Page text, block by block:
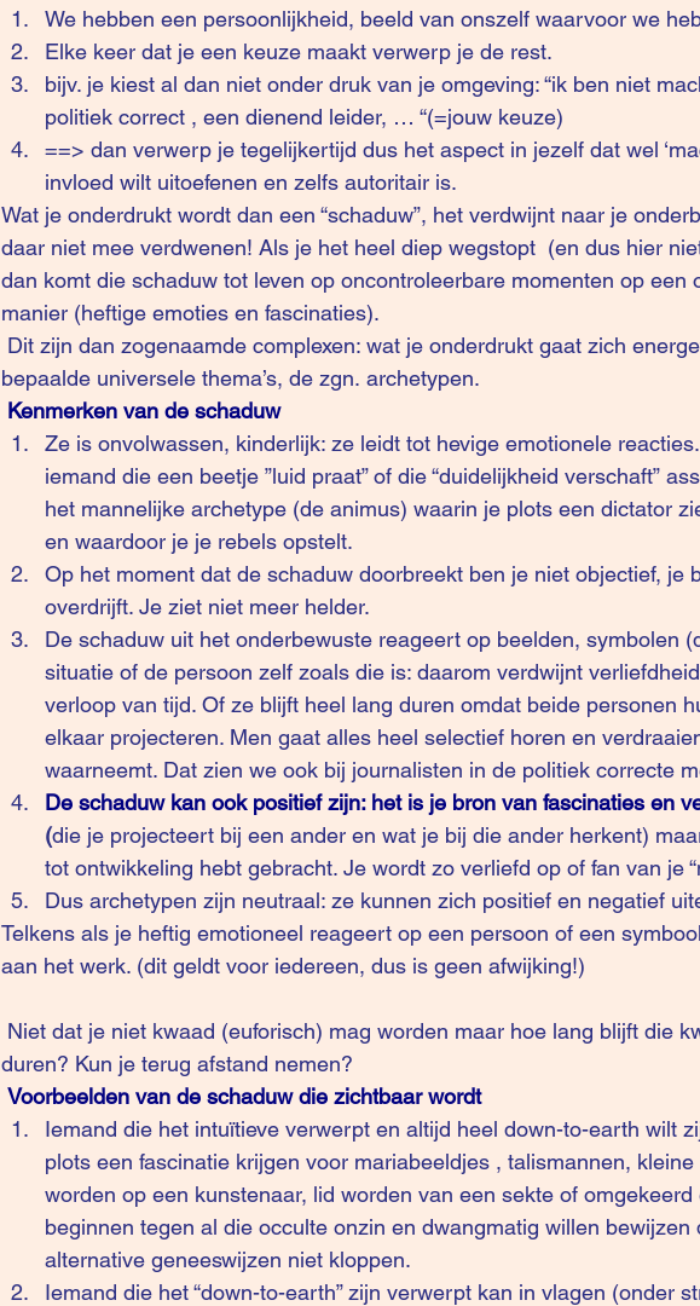
We hebben een persoonlijkheid, beeld van onszelf waarvoor we
Elke keer dat je een keuze maakt verwerp je de rest.
bijv. je kiest al dan niet onder druk van je omgeving: “ik ben niet
politiek correct , een dienend leider, … “(=jouw keuze)
==> dan verwerp je tegelijkertijd dus het aspect in jezelf dat wel
invloed wilt uitoefenen en zelfs autoritair is.
Wat je onderdrukt wordt dan een “schaduw”, het verdwijnt naar je
daar niet mee verdwenen! Als je het heel diep wegstopt  (en dus hier
dan komt die schaduw tot leven op oncontroleerbare momenten op een
manier (heftige emoties en fascinaties).
bepaalde universele thema’s, de zgn. archetypen.
Kenmerken van de schaduw
Ze is onvolwassen, kinderlijk: ze leidt tot hevige emotionele
iemand die een beetje ”luid praat” of die “duidelijkheid verschaft”
het mannelijke archetype (de animus) waarin je plots een dictator
en waardoor je je rebels opstelt.
Op het moment dat de schaduw doorbreekt ben je niet objectief, je
overdrijft. Je ziet niet meer helder.
De schaduw uit het onderbewuste reageert op beelden, symbolen
situatie of de persoon zelf zoals die is: daarom verdwijnt
verloop van tijd. Of ze blijft heel lang duren omdat beide personen
elkaar projecteren. Men gaat alles heel selectief horen en
waarneemt. Dat zien we ook bij journalisten in de politiek correcte
De schaduw kan ook positief zijn: het is je bron van fascinaties en
(die je projecteert bij een ander en wat je bij die ander herkent)
tot ontwikkeling hebt gebracht. Je wordt zo verliefd op of fan van je
Dus archetypen zijn neutraal: ze kunnen zich positief en negatief
Telkens als je heftig emotioneel reageert op een persoon of een
aan het werk. (dit geldt voor iedereen, dus is geen afwijking!)
duren? Kun je terug afstand nemen?
Voorbeelden van de schaduw die zichtbaar wordt
Iemand die het intuïtieve verwerpt en altijd heel down-to-earth wilt
plots een fascinatie krijgen voor mariabeeldjes , talismannen,
worden op een kunstenaar, lid worden van een sekte of
beginnen tegen al die occulte onzin en dwangmatig willen bewijzen
alternative geneeswijzen niet kloppen.
Iemand die het “down-to-earth” zijn verwerpt kan in vlagen (onder